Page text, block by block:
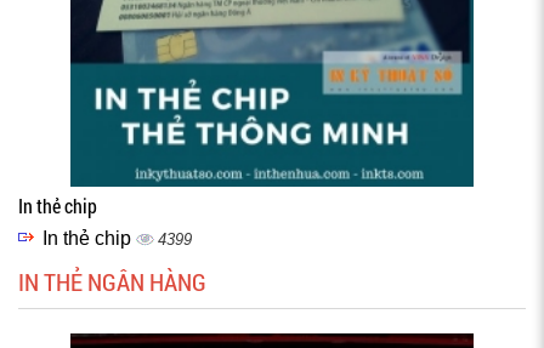
In thẻ chip
In thẻ chip 4399
IN THẺ NGÂN HÀNG